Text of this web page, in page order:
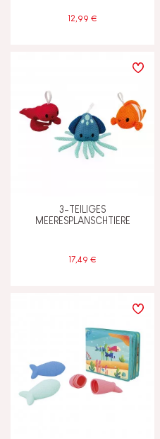
12,99 €
3-TEILIGES
MEERESPLANSCHTIERE
17,49 €